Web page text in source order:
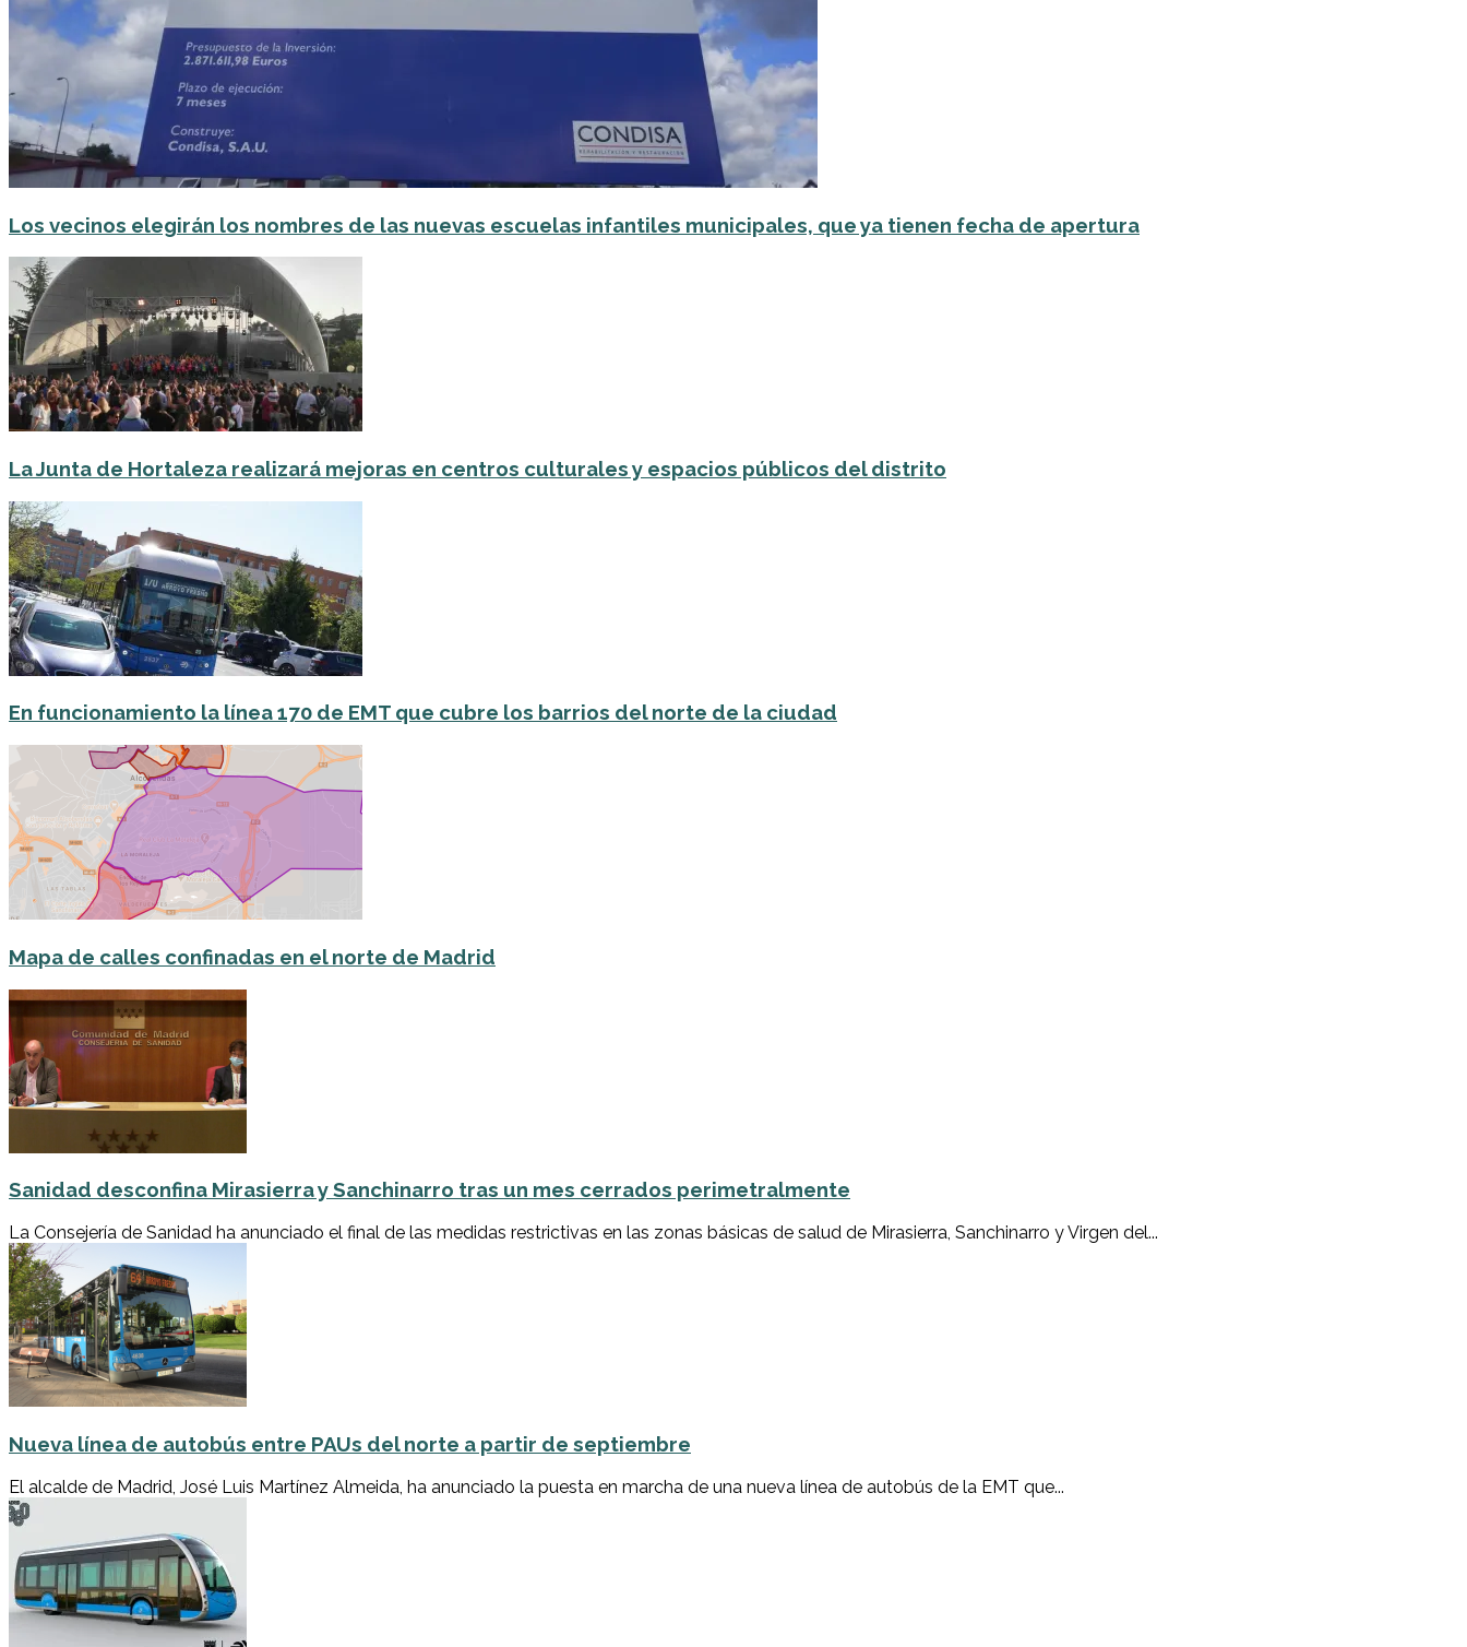
Los vecinos elegirán los nombres de las nuevas escuelas infantiles municipales, que ya tienen fecha de apertura
La Junta de Hortaleza realizará mejoras en centros culturales y espacios públicos del distrito
En funcionamiento la línea 170 de EMT que cubre los barrios del norte de la ciudad
Mapa de calles confinadas en el norte de Madrid
Sanidad desconfina Mirasierra y Sanchinarro tras un mes cerrados perimetralmente
La Consejería de Sanidad ha anunciado el final de las medidas restrictivas en las zonas básicas de salud de Mirasierra, Sanchinarro y Virgen del...
Nueva línea de autobús entre PAUs del norte a partir de septiembre
El alcalde de Madrid, José Luis Martínez Almeida, ha anunciado la puesta en marcha de una nueva línea de autobús de la EMT que...